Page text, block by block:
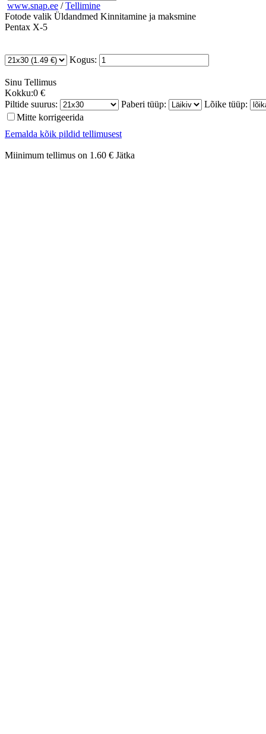
www.snap.ee / Tellimine
Fotode valik Üldandmed Kinnitamine ja maksmine
Pentax X-5
Kogus:
Sinu Tellimus
Kokku:0 €
Piltide suurus:
Paberi tüüp:
Lõike tüüp:
Mitte korrigeerida
Eemalda kõik pildid tellimusest
Miinimum tellimus on 1.60 € Jätka